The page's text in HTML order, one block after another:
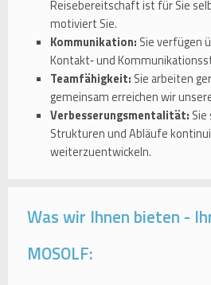
Reisebereitschaft ist für Sie
motiviert Sie.
Kommunikation: Sie verfügen
Kontakt‑ und
Teamfähigkeit: Sie arbeiten
gemeinsam erreichen wir
Verbesserungsmentalität:
Strukturen und Abläufe
weiterzuentwickeln.
Was wir Ihnen bieten -
MOSOLF: